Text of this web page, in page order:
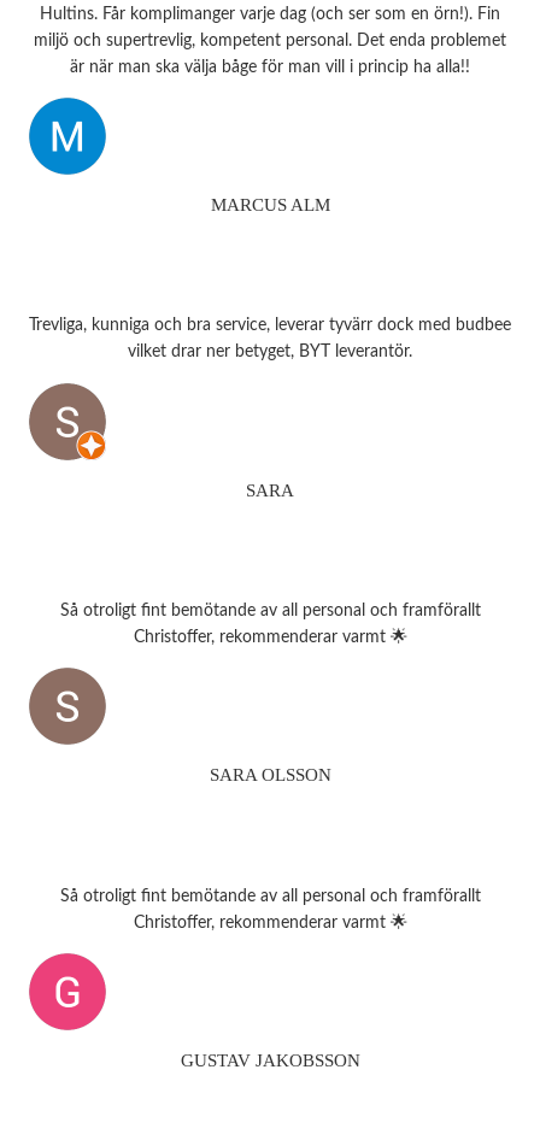
Hultins. Får komplimanger varje dag (och ser som en örn!). Fin
miljö och supertrevlig, kompetent personal. Det enda problemet
är när man ska välja båge för man vill i princip ha alla!!
MARCUS ALM
Trevliga, kunniga och bra service, leverar tyvärr dock med budbee
vilket drar ner betyget, BYT leverantör.
SARA
Så otroligt fint bemötande av all personal och framförallt
Christoffer, rekommenderar varmt 🌟
SARA OLSSON
Så otroligt fint bemötande av all personal och framförallt
Christoffer, rekommenderar varmt 🌟
GUSTAV JAKOBSSON